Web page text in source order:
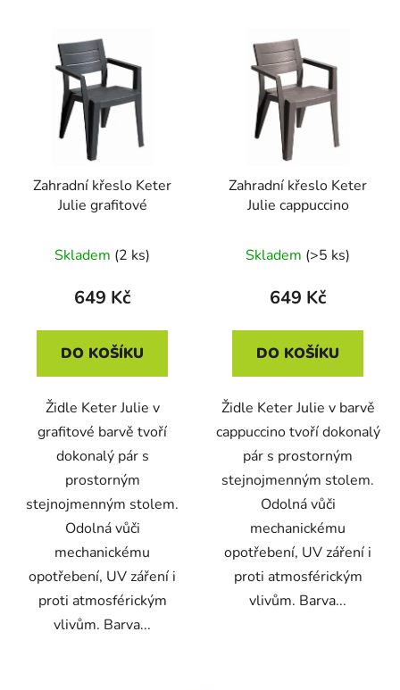
Zahradní křeslo Keter
Julie grafitové
Skladem (2 ks)
649 Kč
DO KOŠÍKU
Židle Keter Julie v
grafitové barvě tvoří
dokonalý pár s
prostorným
stejnojmenným stolem.
Odolná vůči
mechanickému
opotřebení, UV záření i
proti atmosférickým
vlivům. Barva...
Zahradní křeslo Keter
Julie cappuccino
Skladem (>5 ks)
649 Kč
DO KOŠÍKU
Židle Keter Julie v barvě
cappuccino tvoří dokonalý
pár s prostorným
stejnojmenným stolem.
Odolná vůči
mechanickému
opotřebení, UV záření i
proti atmosférickým
vlivům. Barva...